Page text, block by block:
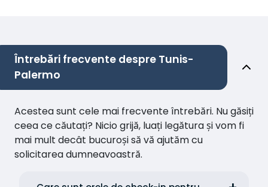
Întrebări frecvente despre Tunis-
Palermo
Acestea sunt cele mai frecvente întrebări. Nu găsiți
ceea ce căutați? Nicio grijă, luați legătura și vom fi
mai mult decât bucuroși să vă ajutăm cu
solicitarea dumneavoastră.